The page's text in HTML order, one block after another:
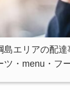
島エリアの配
ツ・menu・フ